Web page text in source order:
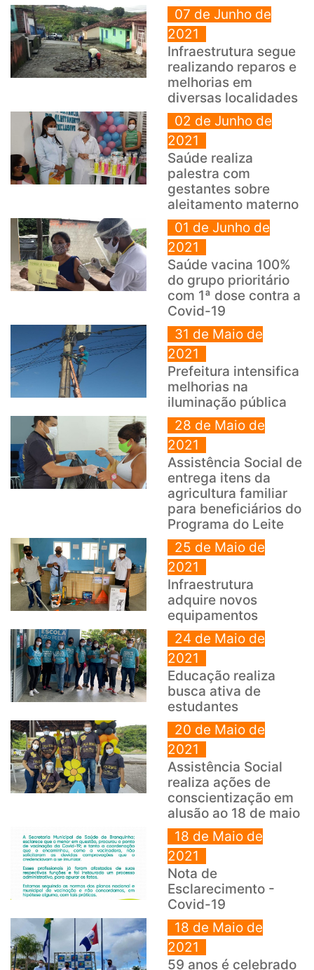
07 de Junho de
2021
Infraestrutura segue
realizando reparos e
melhorias em
diversas localidades
02 de Junho de
2021
Saúde realiza
palestra com
gestantes sobre
aleitamento materno
01 de Junho de
2021
Saúde vacina 100%
do grupo prioritário
com 1ª dose contra a
Covid-19
31 de Maio de
2021
Prefeitura intensifica
melhorias na
iluminação pública
28 de Maio de
2021
Assistência Social de
entrega itens da
agricultura familiar
para beneficiários do
Programa do Leite
25 de Maio de
2021
Infraestrutura
adquire novos
equipamentos
24 de Maio de
2021
Educação realiza
busca ativa de
estudantes
20 de Maio de
2021
Assistência Social
realiza ações de
conscientização em
alusão ao 18 de maio
18 de Maio de
2021
Nota de
Esclarecimento -
Covid-19
18 de Maio de
2021
59 anos é celebrado